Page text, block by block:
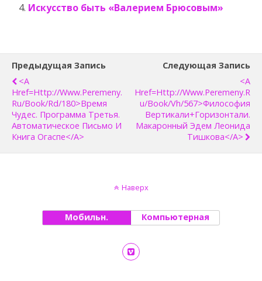
Искусство быть «Валерием Брюсовым»
Предыдущая Запись
<a
Href=http://www.peremeny.
Ru/book/rd/180>Время
Чудес. Программа Третья.
Автоматическое Письмо И
Книга Огаспе</a>
Следующая Запись
<a
Href=http://www.peremeny.r
U/book/vh/567>Философия
Вертикали+Горизонтали.
Макаронный Эдем Леонида
Тишкова</a>
Наверх
Мобильн. Компьютерная